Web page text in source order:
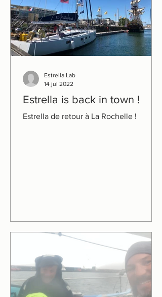
Estrella is back in town !
Estrella de retour à La Rochelle !
Estrella Lab
14 jul 2022